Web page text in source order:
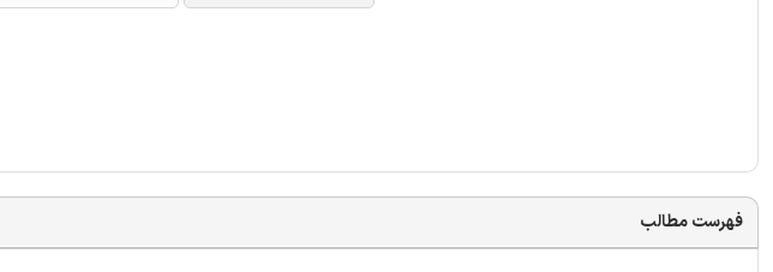
فهرست مطالب